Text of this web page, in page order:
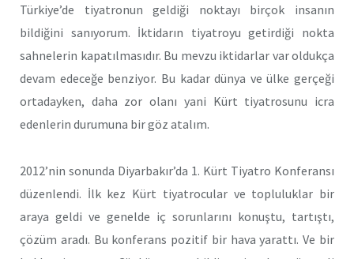
Türkiye’de tiyatronun geldiği noktayı birçok insanın
bildiğini sanıyorum. İktidarın tiyatroyu getirdiği nokta
sahnelerin kapatılmasıdır. Bu mevzu iktidarlar var oldukça
devam edeceğe benziyor. Bu kadar dünya ve ülke gerçeği
ortadayken, daha zor olanı yani Kürt tiyatrosunu icra
edenlerin durumuna bir göz atalım.
2012’nin sonunda Diyarbakır’da 1. Kürt Tiyatro Konferansı
düzenlendi. İlk kez Kürt tiyatrocular ve topluluklar bir
araya geldi ve genelde iç sorunlarını konuştu, tartıştı,
çözüm aradı. Bu konferans pozitif bir hava yarattı. Ve bir